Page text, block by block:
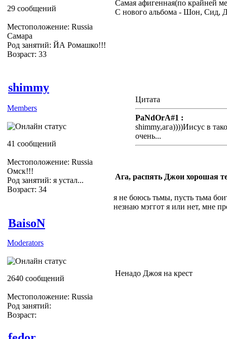
29 сообщений
Местоположение: Russia
Самара
Род занятий: ЙА Ромашко!!!
Возраст: 33
Самая афигенная(по крайней
С нового альбома - Шон, Сид,
shimmy
Members
41 сообщений
Местоположение: Russia
Омск!!!
Род занятий: я устал...
Возраст: 34
Цитата
PaNdOrA#1 :
shimmy,ага))))Иисус в
очень...
Ага, распять Джои хорошая
я не боюсь тьмы, пусть тьма
незнаю мэггот я или нет, мне
BaisoN
Moderators
2640 сообщений
Местоположение: Russia
Род занятий:
Возраст:
Ненадо Джоя на крест